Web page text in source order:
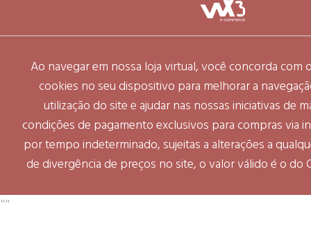
Ao navegar em nossa loja virtual, você concorda com
cookies no seu dispositivo para melhorar a
utilização do site e ajudar nas nossas iniciativas de
condições de pagamento exclusivos para compras via
por tempo indeterminado, sujeitas a alterações a
de divergência de preços no site, o valor válido é o do
""